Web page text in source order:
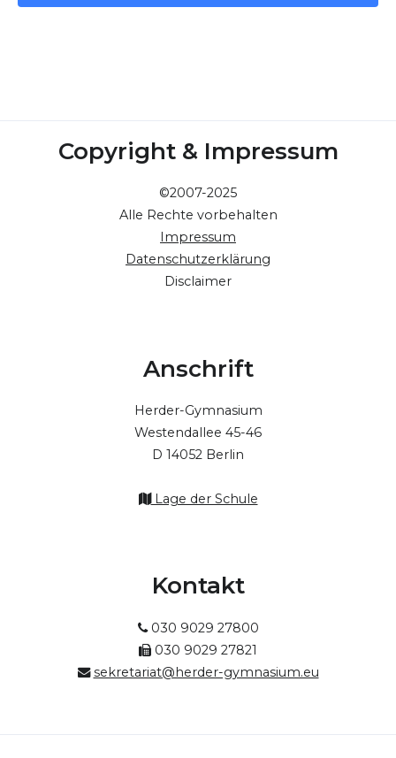
Copyright & Impressum
©2007-2025
Alle Rechte vorbehalten
Impressum
Datenschutzerklärung
Disclaimer
Anschrift
Herder-Gymnasium
Westendallee 45-46
D 14052 Berlin
Lage der Schule
Kontakt
030 9029 27800
030 9029 27821
sekretariat@herder-gymnasium.eu